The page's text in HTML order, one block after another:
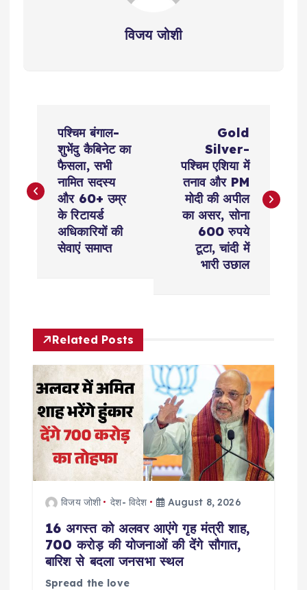
विजय जोशी
s
v
g
a
t
पश्चिम बंगाल-
शुभेंदु कैबिनेट का
फैसला, सभी
नामित सदस्य
और 60+ उम्र
के रिटायर्ड
अधिकारियों की
सेवाएं समाप्त
Gold
Silver-
पश्चिम एशिया में
तनाव और PM
मोदी की अपील
का असर, सोना
600 रुपये
टूटा, चांदी में
भारी उछाल
Related Posts
विजय जोशी देश- विदेश August 8, 2026
16 अगस्त को अलवर आएंगे गृह मंत्री शाह,
700 करोड़ की योजनाओं की देंगे सौगात,
बारिश से बदला जनसभा स्थल
Spread the love